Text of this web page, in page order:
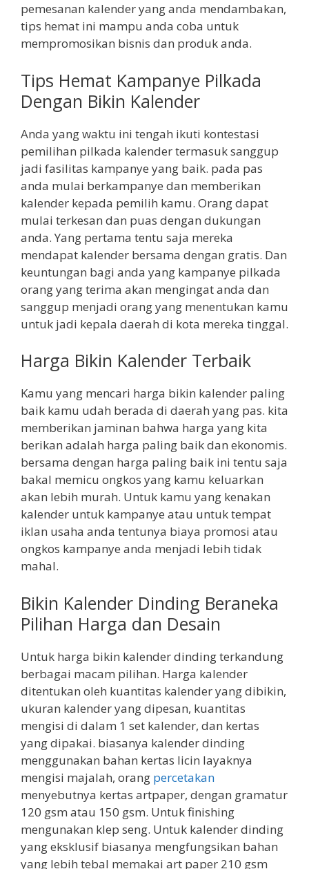
pemesanan kalender yang anda mendambakan,
tips hemat ini mampu anda coba untuk
mempromosikan bisnis dan produk anda.
Tips Hemat Kampanye Pilkada
Dengan Bikin Kalender
Anda yang waktu ini tengah ikuti kontestasi
pemilihan pilkada kalender termasuk sanggup
jadi fasilitas kampanye yang baik. pada pas
anda mulai berkampanye dan memberikan
kalender kepada pemilih kamu. Orang dapat
mulai terkesan dan puas dengan dukungan
anda. Yang pertama tentu saja mereka
mendapat kalender bersama dengan gratis. Dan
keuntungan bagi anda yang kampanye pilkada
orang yang terima akan mengingat anda dan
sanggup menjadi orang yang menentukan kamu
untuk jadi kepala daerah di kota mereka tinggal.
Harga Bikin Kalender Terbaik
Kamu yang mencari harga bikin kalender paling
baik kamu udah berada di daerah yang pas. kita
memberikan jaminan bahwa harga yang kita
berikan adalah harga paling baik dan ekonomis.
bersama dengan harga paling baik ini tentu saja
bakal memicu ongkos yang kamu keluarkan
akan lebih murah. Untuk kamu yang kenakan
kalender untuk kampanye atau untuk tempat
iklan usaha anda tentunya biaya promosi atau
ongkos kampanye anda menjadi lebih tidak
mahal.
Bikin Kalender Dinding Beraneka
Pilihan Harga dan Desain
Untuk harga bikin kalender dinding terkandung
berbagai macam pilihan. Harga kalender
ditentukan oleh kuantitas kalender yang dibikin,
ukuran kalender yang dipesan, kuantitas
mengisi di dalam 1 set kalender, dan kertas
yang dipakai. biasanya kalender dinding
menggunakan bahan kertas licin layaknya
mengisi majalah, orang percetakan
menyebutnya kertas artpaper, dengan gramatur
120 gsm atau 150 gsm. Untuk finishing
mengunakan klep seng. Untuk kalender dinding
yang eksklusif biasanya mengfungsikan bahan
yang lebih tebal memakai art paper 210 gsm